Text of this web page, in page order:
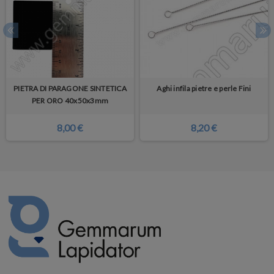
PIETRA DI PARAGONE SINTETICA
PER ORO 40x50x3mm
8,00 €
Aghi infila pietre e perle Fini
8,20 €